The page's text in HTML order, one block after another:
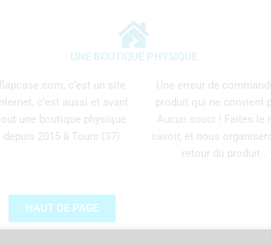
UNE BOUTIQUE PHYSIQUE
flapcase.com, c’est un site
internet, c’est aussi et avant
une boutique physique
depuis 2015 à Tours (37)
Une erreur de
produit qui ne convient
Aucun souci ! Faites le
savoir, et nous
retour du produit .
HAUT DE PAGE